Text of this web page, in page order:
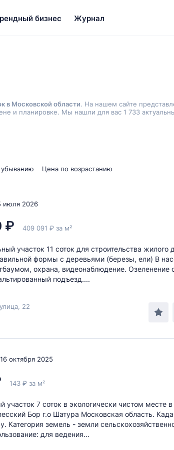
бизнес Журнал
в Московской области. На нашем сайте
и планировке. Мы нашли для вас 1 733
Цена по возрастанию
июля 2026
₽ 409 091 ₽ за м²
участок 11 соток для строительства жилого
формы с деревьями (березы, ели) В
охрана, видеонаблюдение. Озеленение
подъезд....
22
16 октября 2025
143 ₽ за м²
участок 7 соток в экологически чистом месте
Бор г.о Шатура Московская область.
Категория земель - земли
для ведения...